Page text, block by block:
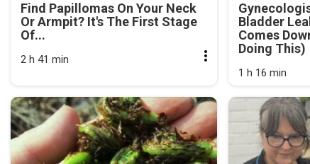
Find Papillomas On Your Neck
Or Armpit? It's The First Stage
Of...
2 h 41 min
Bladder
Comes
Doing This)
1 h 16 min